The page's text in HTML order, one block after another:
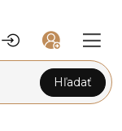
Hľadať